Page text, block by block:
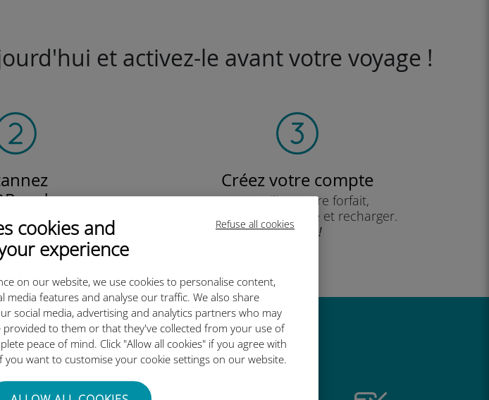
Refuse all cookies
cookies and
experience
on our website, we use cookies to personalise content,
media features and analyse our traffic. We also share
social media, advertising and analytics partners who may
to them or that they've collected from your use of
peace of mind. Click "Allow all cookies" if you agree with
you want to customise your cookie settings on our website.
et activez-le avant votre voyage !
code
votre forfait
l'eSIM Ubigi.
!
Créez votre compte
pour utiliser votre forfait,
consulter votre solde et recharger.
Profitez !
Ubigi est si bien